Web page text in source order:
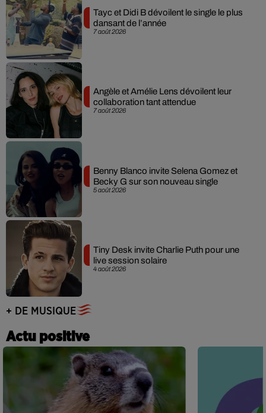
7 août 2026
Tayc et Didi B dévoilent le single le plus
dansant de l’année
7 août 2026
Angèle et Amélie Lens dévoilent leur
collaboration tant attendue
5 août 2026
Benny Blanco invite Selena Gomez et
Becky G sur son nouveau single
4 août 2026
Tiny Desk invite Charlie Puth pour une
live session solaire
+ DE MUSIQUE
Actu positive